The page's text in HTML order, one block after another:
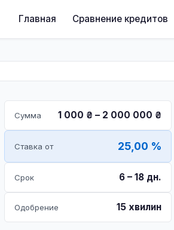
Главная Сравнение кредитов
Сумма 1 000 ₴ – 2 000 000 ₴
Ставка от 25,00 %
Срок 6 – 18 дн.
Одобрение 15 хвилин